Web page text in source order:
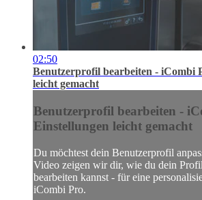
02:50
Benutzerprofil bearbeiten - iCombi
leicht gemacht
Benutzerprofil bearbeiten -
Einstellungen leicht gemacht
Du möchtest dein Benutzerprofil
Video zeigen wir dir, wie du dein
bearbeiten kannst - für eine
iCombi Pro.